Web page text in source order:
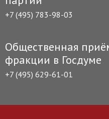
+7 (495) 783-98-03
Общественная
фракции в Госдуме
+7 (495) 629-61-01